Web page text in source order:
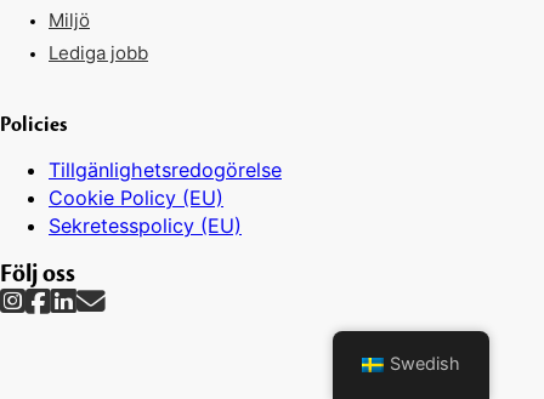
Miljö
Lediga jobb
Policies
Tillgänlighetsredogörelse
Cookie Policy (EU)
Sekretesspolicy (EU)
Följ oss
Swedish